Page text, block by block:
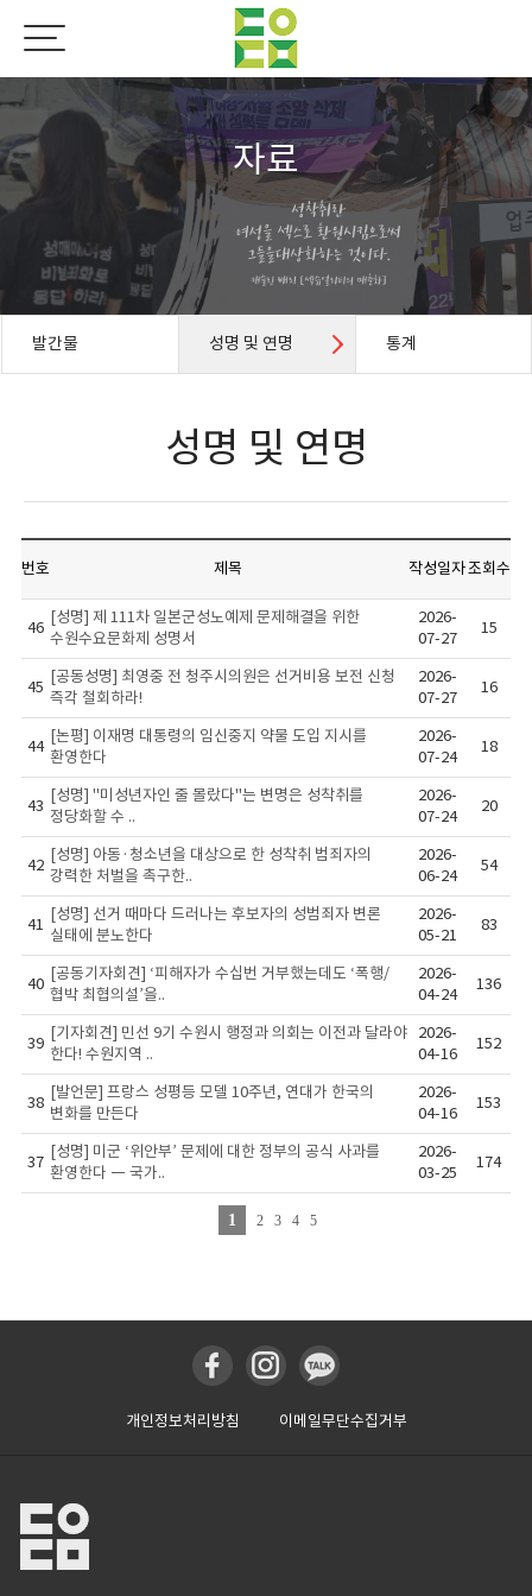
자료
발간물 성명 및 연명 통계
성명 및 연명
번호 제목 작성일자조회수
46
[성명] 제 111차 일본군성노예제 문제해결을 위한
수원수요문화제 성명서
2026-
07-27
15
45
[공동성명] 최영중 전 청주시의원은 선거비용 보전 신청
즉각 철회하라!
2026-
07-27
16
44
[논평] 이재명 대통령의 임신중지 약물 도입 지시를
환영한다
2026-
07-24
18
43
[성명] "미성년자인 줄 몰랐다"는 변명은 성착취를
정당화할 수 ..
2026-
07-24
20
42
[성명] 아동·청소년을 대상으로 한 성착취 범죄자의
강력한 처벌을 촉구한..
2026-
06-24
54
41
[성명] 선거 때마다 드러나는 후보자의 성범죄자 변론
실태에 분노한다
2026-
05-21
83
40
[공동기자회견] ‘피해자가 수십번 거부했는데도 ‘폭행/
협박 최협의설’을..
2026-
04-24
136
39
[기자회견] 민선 9기 수원시 행정과 의회는 이전과 달라야
한다! 수원지역 ..
2026-
04-16
152
38
[발언문] 프랑스 성평등 모델 10주년, 연대가 한국의
변화를 만든다
2026-
04-16
153
37
[성명] 미군 ‘위안부’ 문제에 대한 정부의 공식 사과를
환영한다 ― 국가..
2026-
03-25
174
1 2 3 4 5
개인정보처리방침 이메일무단수집거부